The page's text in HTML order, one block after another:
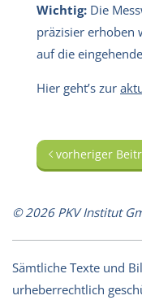
Wichtig: Die
präzisier erhoben
auf die
Hier geht’s zur
vorheriger
© 2026 PKV Institut
Sämtliche Texte und
urheberrechtlich